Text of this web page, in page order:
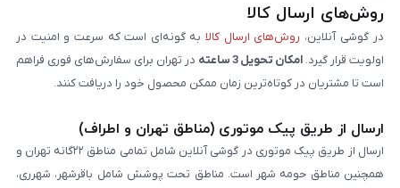
روش‌های ارسال کالا
در گوشی آنلاین، روش‌های ارسال کالا به گونه‌ای است که سرعت و امنیت در
اولویت قرار گیرد. امکان تحویل 3 ساعته
در تهران برای سفارش‌های فوری فراهم
است تا مشتریان در کوتاه‌ترین زمان ممکن محصول خود را دریافت کنند.
ارسال از طریق پیک موتوری (مناطق تهران و اطراف)
ارسال از طریق پیک موتوری در گوشی آنلاین شامل تمامی مناطق ۲۲گانه تهران و
همچنین مناطق حومه شهر است. مناطق تحت پوشش شامل باقرشهر، شهرری،